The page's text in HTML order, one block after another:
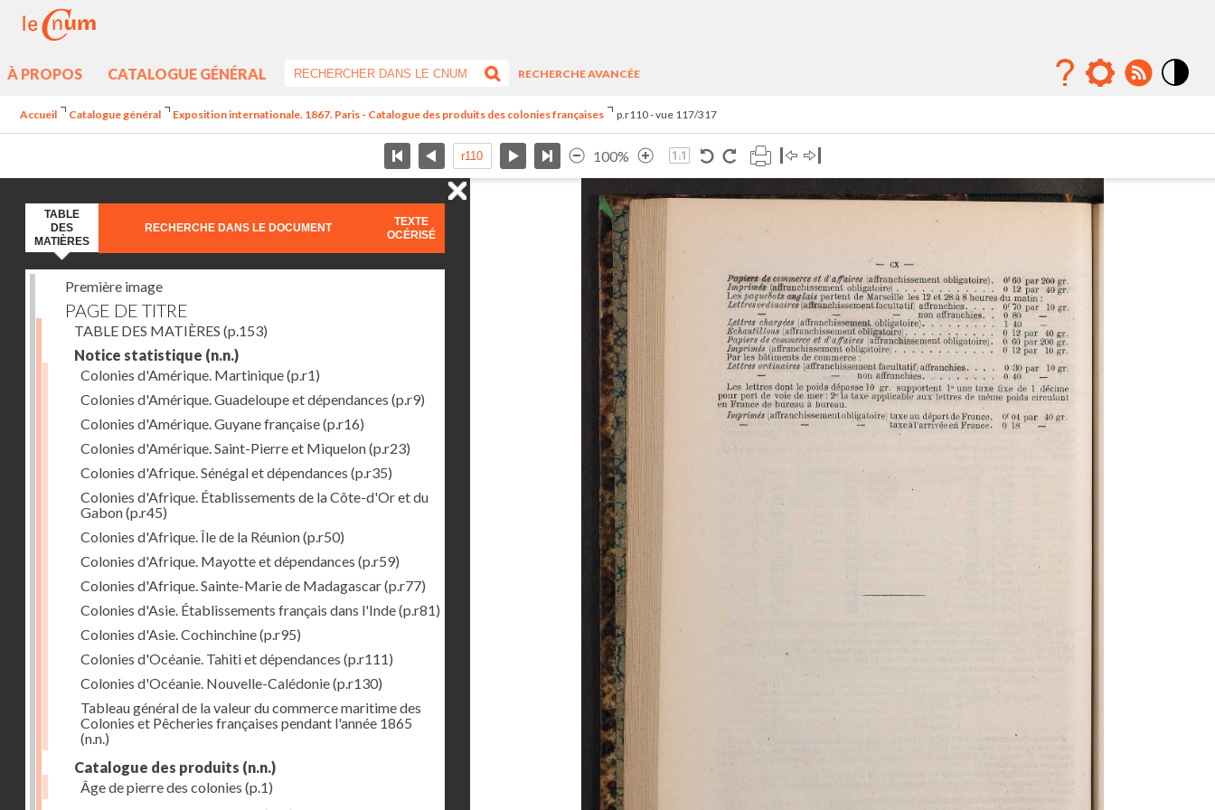
À PROPOS CATALOGUE GÉNÉRAL
RECHERCHE AVANCÉE
Accueil Catalogue général Exposition internationale. 1867. Paris - Catalogue des produits des colonies françaises p.r110 - vue 117/317
100%
TABLE
DES
MATIÈRES
RECHERCHE DANS LE DOCUMENT
TEXTE
OCÉRISÉ
Première image
PAGE DE TITRE
TABLE DES MATIÈRES (p.153)
Notice statistique (n.n.)
Colonies d'Amérique. Martinique(p.r1)
Colonies d'Amérique. Guadeloupe et dépendances (p.r9)
Colonies d'Amérique. Guyane française(p.r16)
Colonies d'Amérique. Saint-Pierre et Miquelon(p.r23)
Colonies d'Afrique. Sénégal et dépendances (p.r35)
Colonies d'Afrique. Établissements de la Côte-d'Or et du
Gabon(p.r45)
Colonies d'Afrique. Île de la Réunion(p.r50)
Colonies d'Afrique. Mayotte et dépendances (p.r59)
Colonies d'Afrique. Sainte-Marie de Madagascar(p.r77)
Colonies d'Asie. Établissements français dans l'Inde(p.r81)
Colonies d'Asie. Cochinchine(p.r95)
Colonies d'Océanie. Tahiti et dépendances (p.r111)
Colonies d'Océanie. Nouvelle-Calédonie(p.r130)
Tableau général de la valeur du commerce maritime des
Colonies et Pêcheries françaises pendant l'année 1865
(n.n.)
Catalogue des produits (n.n.)
Âge de pierre des colonies (p.1)